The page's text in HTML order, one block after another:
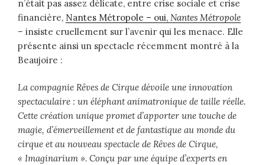
n’était pas assez délicate, entre crise sociale et crise
financière, Nantes Métropole – oui, Nantes Métropole
– insiste cruellement sur l’avenir qui les menace. Elle
présente ainsi un spectacle récemment montré à la
Beaujoire :
La compagnie Rêves de Cirque dévoile une innovation
spectaculaire : un éléphant animatronique de taille réelle.
Cette création unique promet d’apporter une touche de
magie, d’émerveillement et de fantastique au monde du
cirque et au nouveau spectacle de Rêves de Cirque,
« Imaginarium ». Conçu par une équipe d’experts en